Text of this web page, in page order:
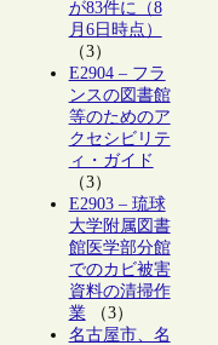
が83件に（8
月6日時点）
（3）
E2904 – フラ
ンスの図書館
等のためのア
クセシビリテ
ィ・ガイド
（3）
E2903 – 琉球
大学附属図書
館医学部分館
でのカビ被害
資料の清掃作
業（3）
名古屋市、名